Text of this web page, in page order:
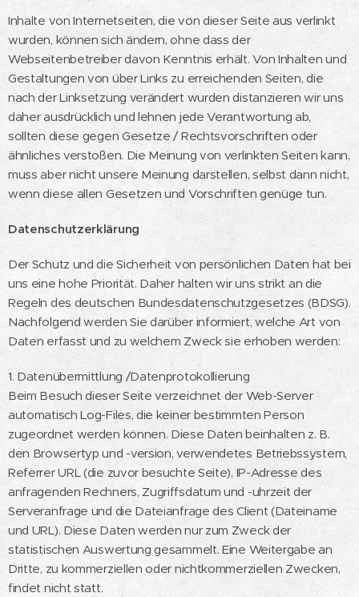
Inhalte von Internetseiten, die von dieser Seite aus verlinkt
wurden, können sich ändern, ohne dass der
Webseitenbetreiber davon Kenntnis erhält. Von Inhalten und
Gestaltungen von über Links zu erreichenden Seiten, die
nach der Linksetzung verändert wurden distanzieren wir uns
daher ausdrücklich und lehnen jede Verantwortung ab,
sollten diese gegen Gesetze / Rechtsvorschriften oder
ähnliches verstoßen. Die Meinung von verlinkten Seiten kann,
muss aber nicht unsere Meinung darstellen, selbst dann nicht,
wenn diese allen Gesetzen und Vorschriften genüge tun.
Datenschutzerklärung
Der Schutz und die Sicherheit von persönlichen Daten hat bei
uns eine hohe Priorität. Daher halten wir uns strikt an die
Regeln des deutschen Bundesdatenschutzgesetzes (BDSG).
Nachfolgend werden Sie darüber informiert, welche Art von
Daten erfasst und zu welchem Zweck sie erhoben werden:
1. Datenübermittlung /Datenprotokollierung
Beim Besuch dieser Seite verzeichnet der Web-Server
automatisch Log-Files, die keiner bestimmten Person
zugeordnet werden können. Diese Daten beinhalten z. B.
den Browsertyp und -version, verwendetes Betriebssystem,
Referrer URL (die zuvor besuchte Seite), IP-Adresse des
anfragenden Rechners, Zugriffsdatum und -uhrzeit der
Serveranfrage und die Dateianfrage des Client (Dateiname
und URL). Diese Daten werden nur zum Zweck der
statistischen Auswertung gesammelt. Eine Weitergabe an
Dritte, zu kommerziellen oder nichtkommerziellen Zwecken,
findet nicht statt.